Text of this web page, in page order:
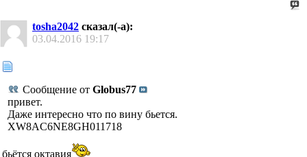
tosha2042 сказал(-а):
03.04.2016 19:17
Сообщение от Globus77
привет.
Даже интересно что по вину бьется.
XW8AC6NE8GH011718
бьётся октавия